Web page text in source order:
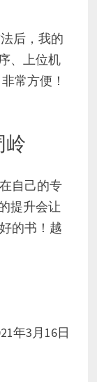
后，我的
、上位机
常方便！
岭
自己的专
提升会让
的书！越
年3月16日